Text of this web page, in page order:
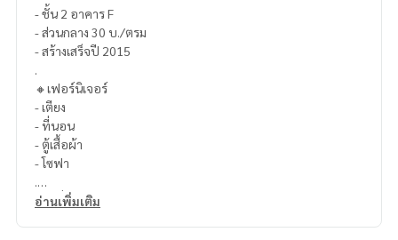
- ชั้น 2 อาคาร F
- ส่วนกลาง 30 บ./ตรม
- สร้างเสร็จปี 2015
.
🔸เฟอร์นิเจอร์
- เตียง
- ที่นอน
- ตู้เสื้อผ้า
- โซฟา
.
🔸เครื่องใช้ไฟฟ้า
อ่านเพิ่มเติม